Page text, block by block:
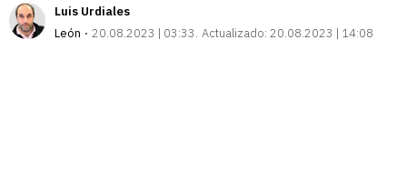
Luis Urdiales
León
20.08.2023 | 03:33 Actualizado: 20.08.2023 | 14:08